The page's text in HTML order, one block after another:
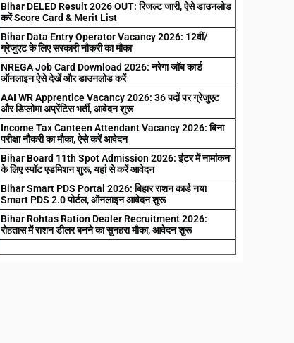
Bihar DELED Result 2026 OUT: रिजल्ट जारी, ऐसे डाउनलोड
करें Score Card & Merit List
Bihar Data Entry Operator Vacancy 2026: 12वीं/
ग्रेजुएट के लिए सरकारी नौकरी का मौका
NREGA Job Card Download 2026: नरेगा जॉब कार्ड
ऑनलाइन ऐसे देखें और डाउनलोड करें
AAI WR Apprentice Vacancy 2026: 36 पदों पर ग्रेजुएट
और डिप्लोमा अप्रेंटिस भर्ती, आवेदन शुरू
Income Tax Canteen Attendant Vacancy 2026: बिना
परीक्षा नौकरी का मौका, ऐसे करें आवेदन
Bihar Board 11th Spot Admission 2026: इंटर में नामांकन
के लिए स्पॉट एडमिशन शुरू, यहां से करें आवेदन
Bihar Smart PDS Portal 2026: बिहार राशन कार्ड नया
Smart PDS 2.0 पोर्टल, ऑनलाइन आवेदन शुरू
Bihar Rohtas Ration Dealer Recruitment 2026:
रोहतास में राशन डीलर बनने का सुनहरा मौका, आवेदन शुरू